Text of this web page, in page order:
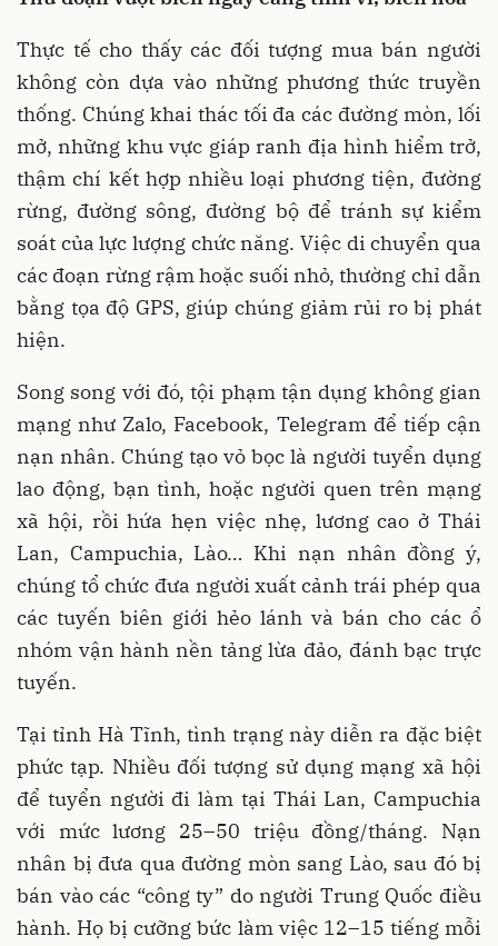
Thực tế cho thấy các đối tượng mua bán người
không còn dựa vào những phương thức truyền
thống. Chúng khai thác tối đa các đường mòn, lối
mở, những khu vực giáp ranh địa hình hiểm trở,
thậm chí kết hợp nhiều loại phương tiện, đường
rừng, đường sông, đường bộ để tránh sự kiểm
soát của lực lượng chức năng. Việc di chuyển qua
các đoạn rừng rậm hoặc suối nhỏ, thường chỉ dẫn
bằng tọa độ GPS, giúp chúng giảm rủi ro bị phát
hiện.
Song song với đó, tội phạm tận dụng không gian
mạng như Zalo, Facebook, Telegram để tiếp cận
nạn nhân. Chúng tạo vỏ bọc là người tuyển dụng
lao động, bạn tình, hoặc người quen trên mạng
xã hội, rồi hứa hẹn việc nhẹ, lương cao ở Thái
Lan, Campuchia, Lào… Khi nạn nhân đồng ý,
chúng tổ chức đưa người xuất cảnh trái phép qua
các tuyến biên giới hẻo lánh và bán cho các ổ
nhóm vận hành nền tảng lừa đảo, đánh bạc trực
tuyến.
Tại tỉnh Hà Tĩnh, tình trạng này diễn ra đặc biệt
phức tạp. Nhiều đối tượng sử dụng mạng xã hội
để tuyển người đi làm tại Thái Lan, Campuchia
với mức lương 25–50 triệu đồng/tháng. Nạn
nhân bị đưa qua đường mòn sang Lào, sau đó bị
bán vào các “công ty” do người Trung Quốc điều
hành. Họ bị cưỡng bức làm việc 12–15 tiếng mỗi